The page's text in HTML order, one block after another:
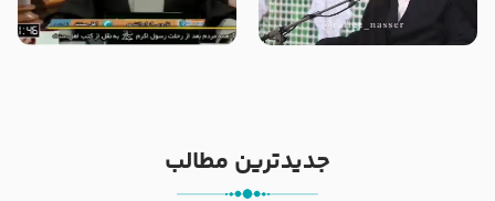
سه مطلبی که روی شمشیر پیامبر
صلی الله علیه و آله نوشته شده
ارتداد همه مردم بعد از شهادت
رسول اکرم (صلی الله علیه و آله) به
جدیدترین مطالب